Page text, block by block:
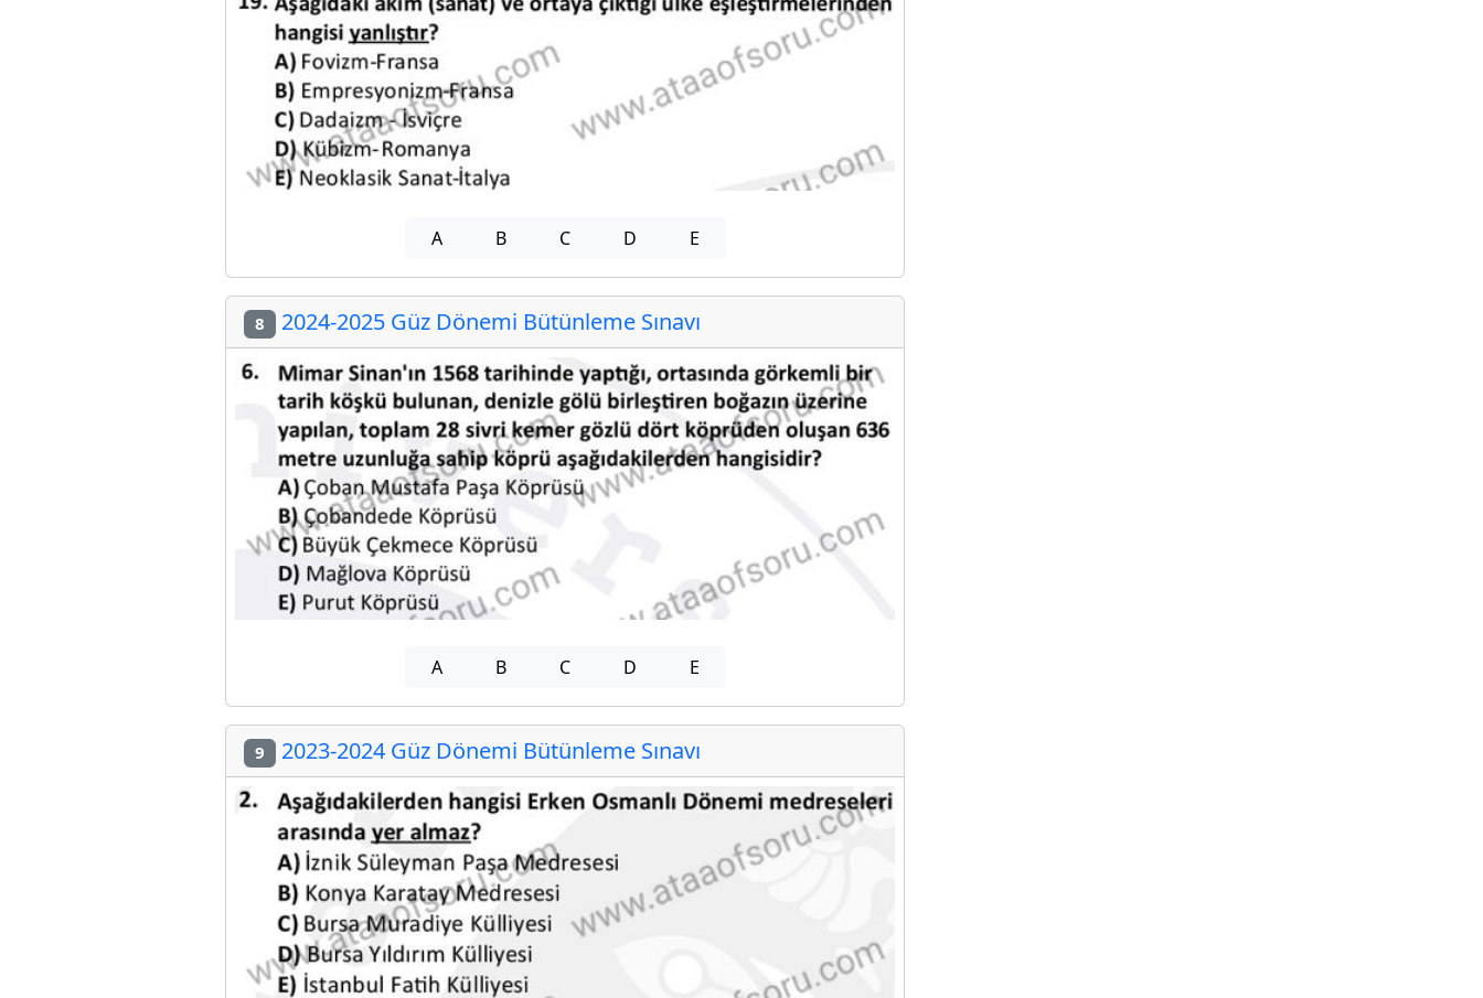
A B C D E
8 2024-2025 Güz Dönemi Bütünleme Sınavı
A B C D E
9 2023-2024 Güz Dönemi Bütünleme Sınavı